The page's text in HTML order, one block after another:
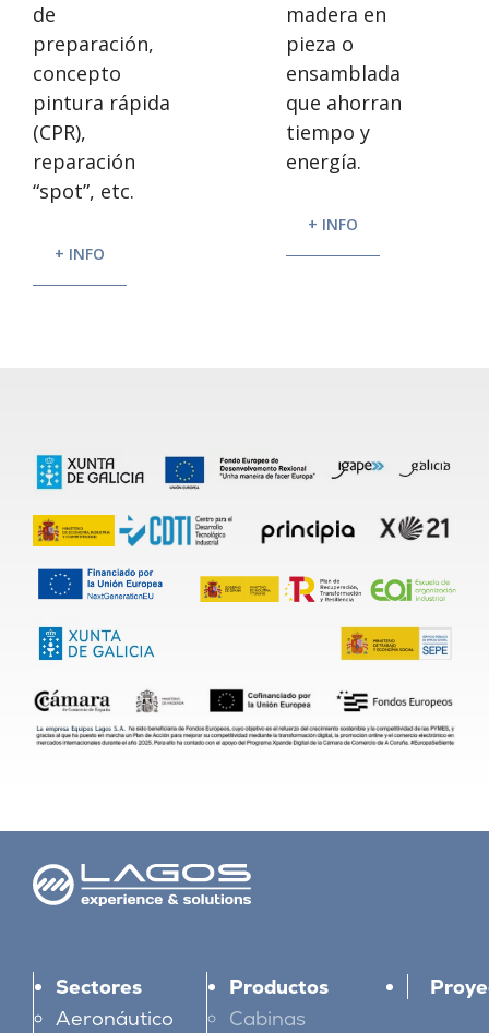
de
preparación,
concepto
pintura rápida
(CPR),
reparación
“spot”, etc.
+ INFO
madera en
pieza o
ensamblada
que ahorran
tiempo y
energía.
+ INFO
Sectores
Aeronáutico
Productos
Cabinas